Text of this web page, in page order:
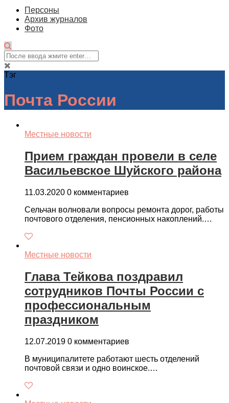
Персоны
Архив журналов
Фото
Тэг
Почта России
Местные новости
Прием граждан провели в селе
Васильевское Шуйского района
11.03.2020 0 комментариев
Сельчан волновали вопросы ремонта дорог, работы
почтового отделения, пенсионных накоплений.…
Местные новости
Глава Тейкова поздравил
сотрудников Почты России с
профессиональным
праздником
12.07.2019 0 комментариев
В муниципалитете работают шесть отделений
почтовой связи и одно воинское.…